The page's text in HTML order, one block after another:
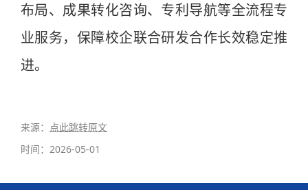
布局、成果转化咨询、专利导航等全流程专
业服务，保障校企联合研发合作长效稳定推
进。
来源： 点此跳转原文
时间： 2026-05-01